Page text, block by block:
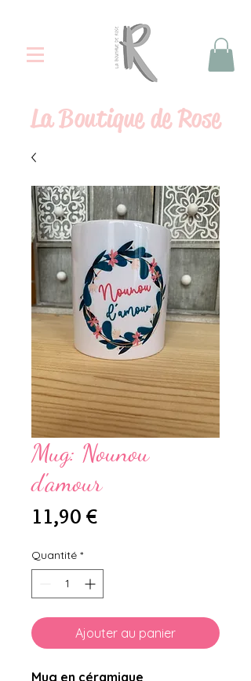
LaBoutique de Rose
Mug: Nounou
d'amour
11,90 €Prix
Quantité *
Ajouter au panier
Mug en céramique